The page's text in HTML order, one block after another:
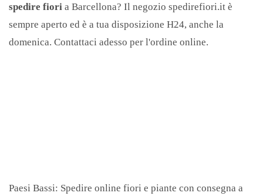
spedire fiori a Barcellona? Il negozio spedirefiori.it è
sempre aperto ed è a tua disposizione H24, anche la
domenica. Contattaci adesso per l'ordine online.
Paesi Bassi: Spedire online fiori e piante con consegna a